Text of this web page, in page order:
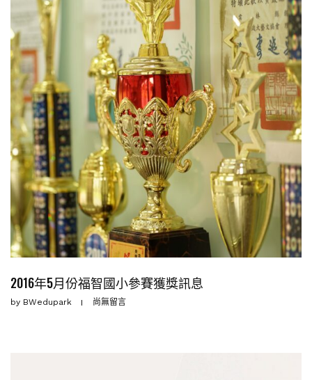
2016年5月份福智國小參賽獲獎訊息
by BWedupark 尚無留言